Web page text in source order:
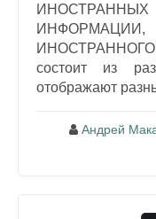
состоит из
отображают
Андрей